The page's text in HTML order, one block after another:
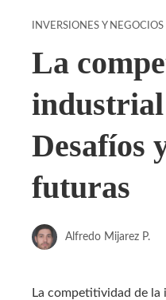
INVERSIONES Y NEGOCIOS
La
Desafíos
futuras
Alfredo Mijarez P.
La competitividad de la